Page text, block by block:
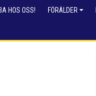
HOS OSS! FÖRÄLDER